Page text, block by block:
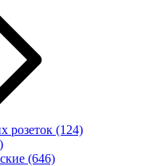
розеток (124)
(646)